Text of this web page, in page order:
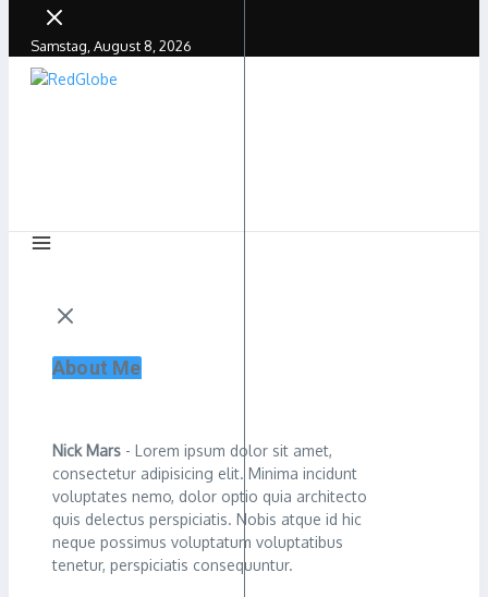
Samstag, August 8, 2026
About Me
Nick Mars - Lorem ipsum dolor sit amet,
consectetur adipisicing elit. Minima incidunt
voluptates nemo, dolor optio quia architecto
quis delectus perspiciatis. Nobis atque id hic
neque possimus voluptatum voluptatibus
tenetur, perspiciatis consequuntur.